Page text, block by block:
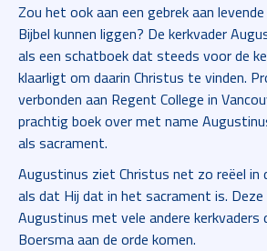
Zou het ook aan een gebrek aan
Bijbel kunnen liggen? De kerkvader
als een schatboek dat steeds voor de
klaarligt om daarin Christus te vinden.
verbonden aan Regent College in
prachtig boek over met name
als sacrament.
Augustinus ziet Christus net zo reëel in
als dat Hij dat in het sacrament is.
Augustinus met vele andere kerkvaders
Boersma aan de orde komen.